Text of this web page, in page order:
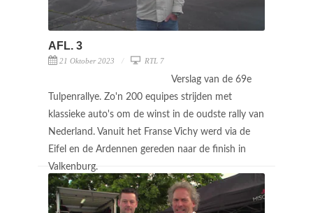
AFL. 3
21 Oktober 2023 RTL 7
Verslag van de 69e
Tulpenrallye. Zo'n 200 equipes strijden met
klassieke auto's om de winst in de oudste rally van
Nederland. Vanuit het Franse Vichy werd via de
Eifel en de Ardennen gereden naar de finish in
Valkenburg.